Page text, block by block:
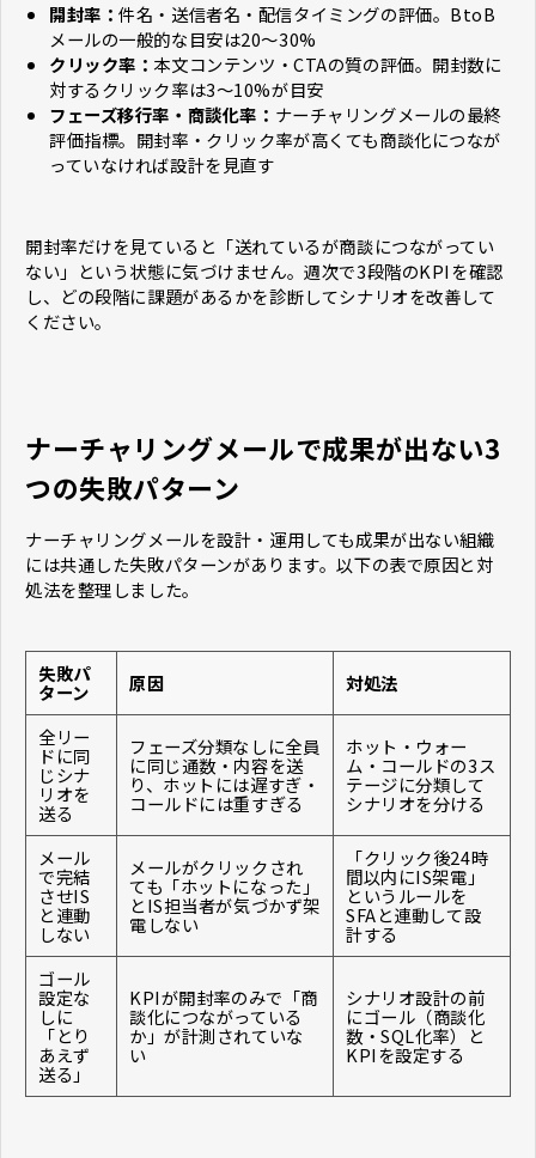
開封率：件名・送信者名・配信タイミングの評価。BtoB
メールの一般的な目安は20〜30%
クリック率： 本文コンテンツ・CTAの質の評価。開封数に
対するクリック率は3〜10%が目安
フェーズ移行率・商談化率： ナーチャリングメールの最終
評価指標。開封率・クリック率が高くても商談化につなが
っていなければ設計を見直す
開封率だけを見ていると「送れているが商談につながってい
ない」という状態に気づけません。週次で3段階のKPIを確認
し、どの段階に課題があるかを診断してシナリオを改善して
ください。
ナーチャリングメールで成果が出ない3
つの失敗パターン
ナーチャリングメールを設計・運用しても成果が出ない組織
には共通した失敗パターンがあります。以下の表で原因と対
処法を整理しました。
失敗パ
ターン 原因 対処法
全リー
ドに同
じシナ
リオを
送る
フェーズ分類なしに全員
に同じ通数・内容を送
り、ホットには遅すぎ・
コールドには重すぎる
ホット・ウォー
ム・コールドの3ス
テージに分類して
シナリオを分ける
メール
で完結
させIS
と連動
しない
メールがクリックされ
ても「ホットになった」
とIS担当者が気づかず架
電しない
「クリック後24時
間以内にIS架電」
というルールを
SFAと連動して設
計する
ゴール
設定な
しに
「とり
あえず
送る」
KPIが開封率のみで「商
談化につながっている
か」が計測されていな
い
シナリオ設計の前
にゴール（商談化
数・SQL化率）と
KPIを設定する